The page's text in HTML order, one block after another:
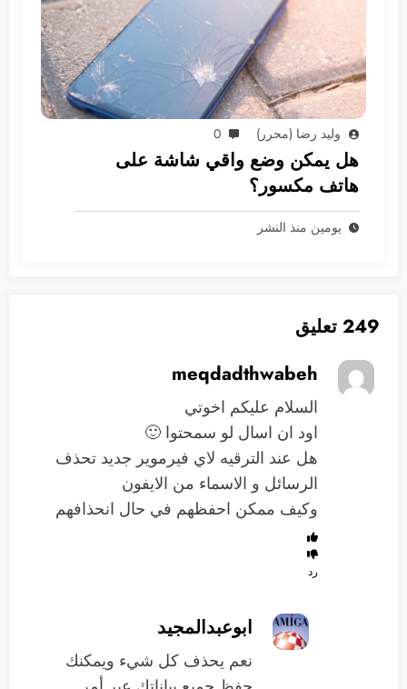
وليد رضا (محرر) 0
هل يمكن وضع واقي شاشة على
هاتف مكسور؟
يومين منذ النشر
249 تعليق
meqdadthwabeh
السلام عليكم اخوتي
اود ان اسال لو سمحتوا 🙂
هل عند الترقيه لاي فيرموير جديد تحذف
الرسائل و الاسماء من الايفون
وكيف ممكن احفظهم في حال انحذافهم
رد
ابوعبدالمجيد
نعم يحذف كل شيء ويمكنك